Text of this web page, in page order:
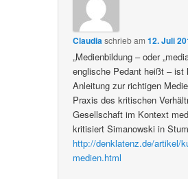
Claudiaschriebam12. Juli
„Medienbildung – oder
englische Pedant heißt – ist
Anleitung zur richtigen
Praxis des kritischen
Gesellschaft im Kontext
kritisiert Simanowski in
http://denklatenz.de/artikel/
medien.html